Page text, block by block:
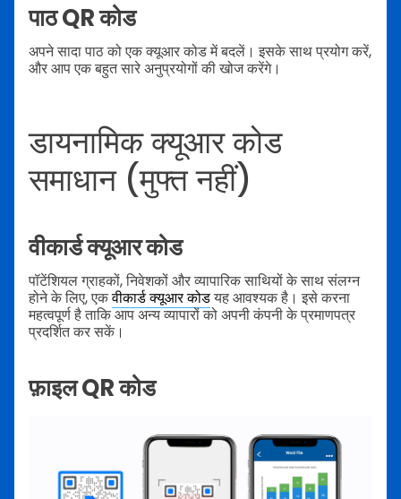
पाठ QR कोड
अपने सादा पाठ को एक क्यूआर कोड में बदलें। इसके साथ प्रयोग करें,
और आप एक बहुत सारे अनुप्रयोगों की खोज करेंगे।
डायनामिक क्यूआर कोड
समाधान (मुफ्त नहीं)
वीकार्ड क्यूआर कोड
पॉटेंशियल ग्राहकों, निवेशकों और व्यापारिक साथियों के साथ संलग्न
होने के लिए, एकवीकार्ड क्यूआर कोडयह आवश्यक है। इसे करना
महत्वपूर्ण है ताकि आप अन्य व्यापारों को अपनी कंपनी के प्रमाणपत्र
प्रदर्शित कर सकें।
फ़ाइल QR कोड